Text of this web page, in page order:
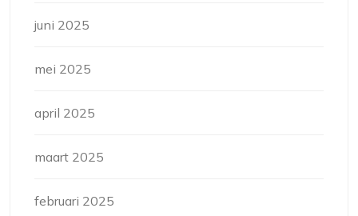
juni 2025
mei 2025
april 2025
maart 2025
februari 2025